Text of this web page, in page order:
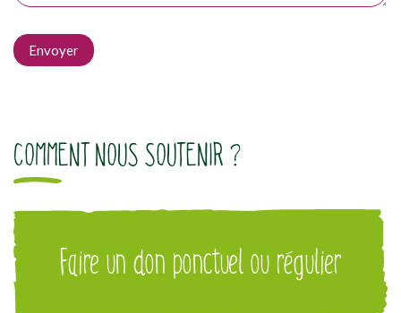
Envoyer
COMMENT NOUS SOUTENIR ?
Faire un don ponctuel ou régulier